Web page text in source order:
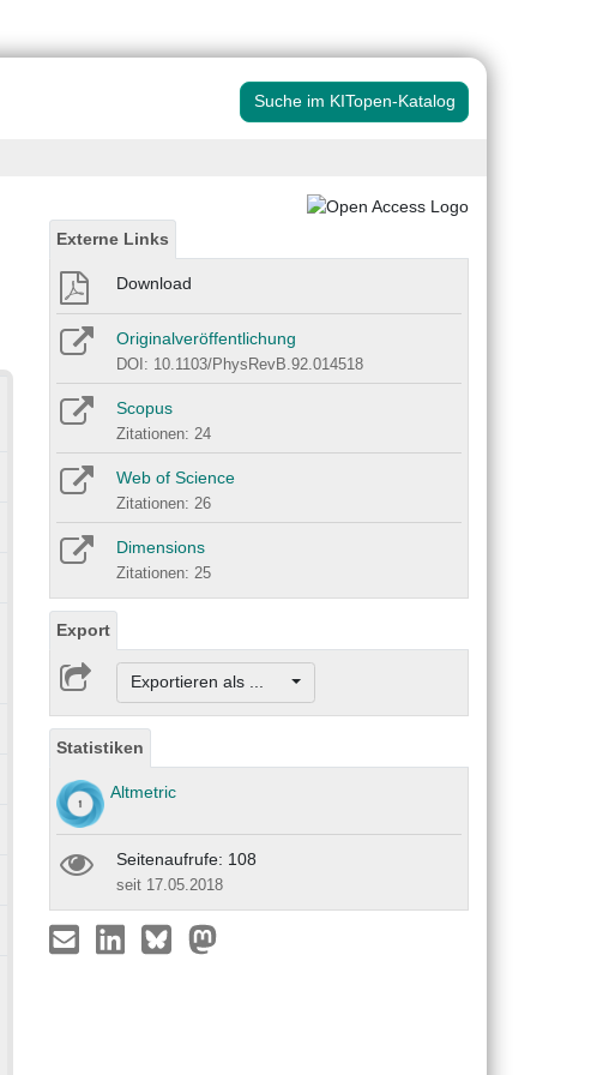
Suche im KITopen-Katalog
Externe Links
Download
Originalveröffentlichung
DOI: 10.1103/PhysRevB.92.014518
Scopus
Zitationen: 24
Web of Science
Zitationen: 26
Dimensions
Zitationen: 25
Export
Exportieren als ...
Statistiken
Altmetric
Seitenaufrufe: 108
seit 17.05.2018